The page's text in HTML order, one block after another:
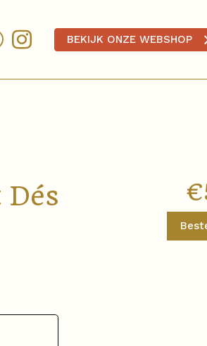
BEKIJK ONZE WEBSHOP
€